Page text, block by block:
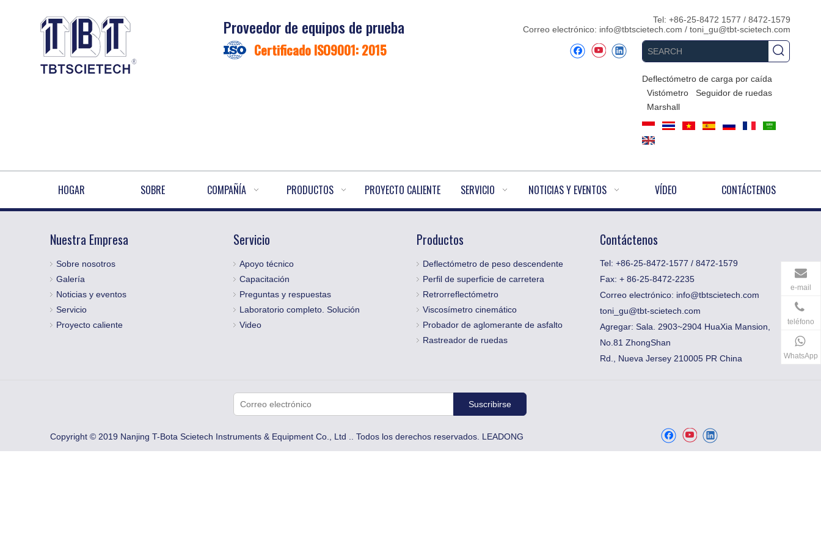
Proveedor de equipos de prueba
Certificado ISO9001: 2015
Tel: +86-25-8472 1577 / 8472-1579
Correo electrónico: info@tbtscietech.com / toni_gu@tbt-scietech.com
Deflectómetro de carga por caída
Vistómetro
Seguidor de ruedas
Marshall
HOGAR SOBRE COMPAÑÍA PRODUCTOS PROYECTO CALIENTE SERVICIO NOTICIAS Y EVENTOS VÍDEO CONTÁCTENOS
Nuestra Empresa
Sobre nosotros
Galería
Noticias y eventos
Servicio
Proyecto caliente
Servicio
Apoyo técnico
Capacitación
Preguntas y respuestas
Laboratorio completo. Solución
Video
Productos
Deflectómetro de peso descendente
Perfil de superficie de carretera
Retrorreflectómetro
Viscosímetro cinemático
Probador de aglomerante de asfalto
Rastreador de ruedas
Contáctenos
Tel: +86-25-8472-1577 / 8472-1579
Fax: ​+ 86-25-8472-2235
Correo electrónico: info@tbtscietech.com
toni_gu@tbt-scietech.com
Agregar: Sala. 2903~2904 HuaXia Mansion,
No.81 ZhongShan
Rd., Nueva Jersey 210005 PR China
Suscribirse
Copyright © 2019 Nanjing T-Bota Scietech Instruments & Equipment Co., Ltd .. Todos los derechos reservados. LEADONG
e-mail
teléfono
WhatsApp